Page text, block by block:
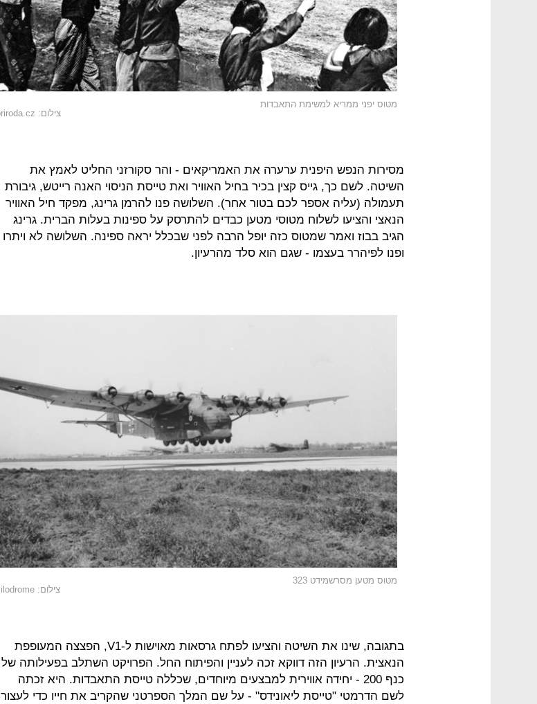
מטוס יפני ממריא למשימת התאבדות
צילום: priroda.cz
מסירות הנפש היפנית ערערה את האמריקאים - והר סקורזני החליט לאמץ את
השיטה. לשם כך, גייס קצין בכיר בחיל האוויר ואת טייסת הניסוי האנה רייטש, גיבורת
תעמולה (עליה אספר לכם בטור אחר). השלושה פנו להרמן גרינג, מפקד חיל האוויר
הנאצי והציעו לשלוח מטוסי מטען כבדים להתרסק על ספינות בעלות הברית. גרינג
הגיב בבוז ואמר שמטוס כזה יופל הרבה לפני שבכלל יראה ספינה. השלושה לא ויתרו
ופנו לפיהרר בעצמו - שגם הוא סלד מהרעיון.
מטוס מטען מסרשמידט 323
צילום: silodrome
בתגובה, שינו את השיטה והציעו לפתח גרסאות מאוישות ל-V1, הפצצה המעופפת
הנאצית. הרעיון הזה דווקא זכה לעניין והפיתוח החל. הפרויקט השתלב בפעילותה של
כנף 200 - יחידה אווירית למבצעים מיוחדים, שכללה טייסת התאבדות. היא זכתה
לשם הדרמטי "טייסת ליאונידס" - על שם המלך הספרטני שהקריב את חייו כדי לעצור